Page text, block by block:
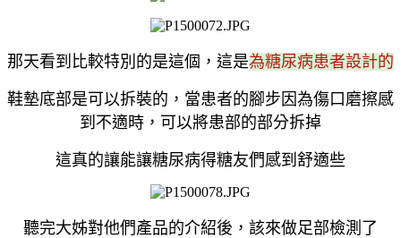
那天看到比較特別的是這個，這是為糖尿病患者設計的
鞋墊底部是可以拆裝的，當患者的腳步因為傷口磨擦感
到不適時，可以將患部的部分拆掉
這真的讓能讓糖尿病得糖友們感到舒適些
聽完大姊對他們產品的介紹後，該來做足部檢測了